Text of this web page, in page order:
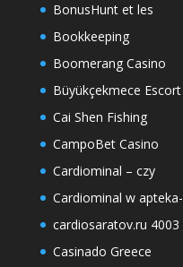
BonusHunt et les
Bookkeeping
Boomerang Casino
Büyükçekmece Escort
Cai Shen Fishing
CampoBet Casino
Cardiominal – czy
Cardiominal w
cardiosaratov.ru 4003
Casinado Greece